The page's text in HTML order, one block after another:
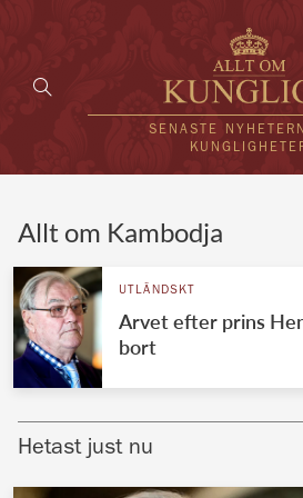
SENASTE
VÄRLDENS
Brittiska
Allt om Kambodja
UTLÄNDSKT
Arvet efter prins
bort
Hetast just nu